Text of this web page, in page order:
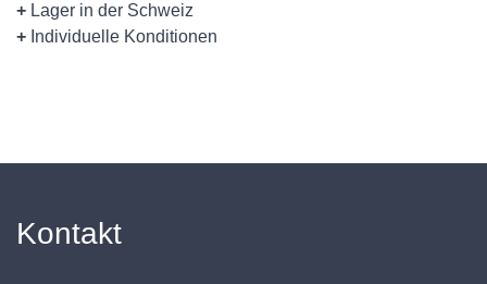
+ Lager in der Schweiz
+ Individuelle Konditionen
Kontakt